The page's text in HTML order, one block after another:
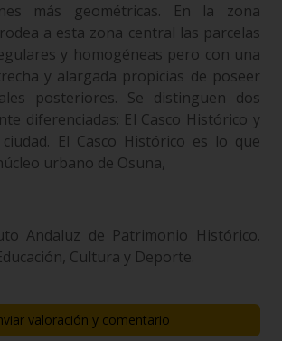
más geométricas. En la zona
a esta zona central las parcelas
y homogéneas pero con una
y alargada propicias de poseer
posteriores. Se distinguen dos
diferenciadas: El Casco Histórico y
El Casco Histórico es lo que
urbano de Osuna,
Andaluz de Patrimonio Histórico.
Cultura y Deporte.
valoración y comentario